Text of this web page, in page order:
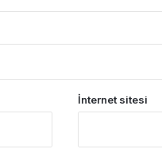
İnternet sitesi